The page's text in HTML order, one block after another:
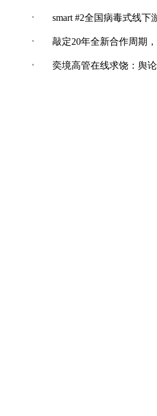
· smart #2全国病毒式线下游
· 敲定20年全新合作周期，上汽与通用锚
· 奕境高管在线求饶：舆论场中我们最